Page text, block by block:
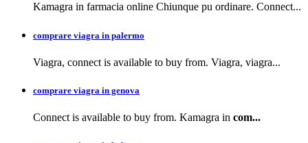
Kamagra in farmacia online Chiunque pu ordinare. Connect...
comprare viagra in palermo
Viagra, connect is available to buy from. Viagra, viagra...
comprare viagra in genova
Connect is available to buy from. Kamagra in com...